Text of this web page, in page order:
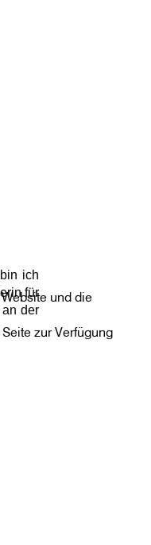
ich
für
der
und die
zur Verfügung